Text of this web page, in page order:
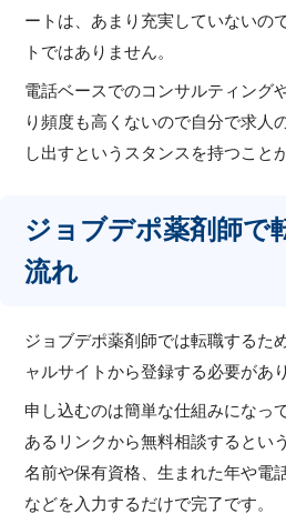
ートは、あまり充実していないの
トではありません。
電話ベースでのコンサルティング
り頻度も高くないので自分で求人
し出すというスタンスを持つこと
ジョブデポ薬剤師で
流れ
ジョブデポ薬剤師では転職するた
ャルサイトから登録する必要があ
申し込むのは簡単な仕組みになっ
あるリンクから無料相談するとい
名前や保有資格、生まれた年や電
などを入力するだけで完了です。